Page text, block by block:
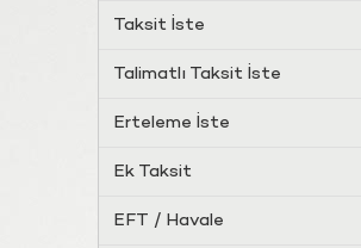
Taksit İste
Talimatlı Taksit İste
Erteleme İste
Ek Taksit
EFT / Havale